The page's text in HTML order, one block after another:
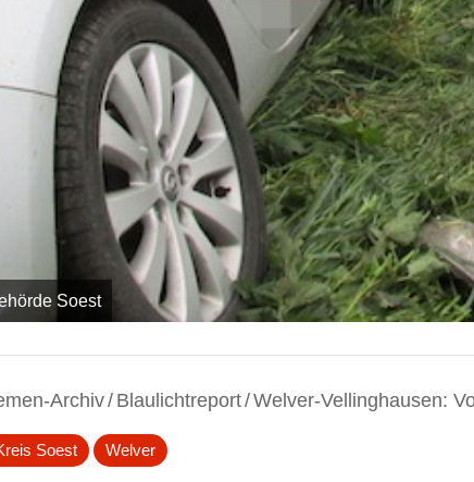
Soest
Archiv/ Blaulichtreport/Welver-Vellinghausen:
Soest Welver